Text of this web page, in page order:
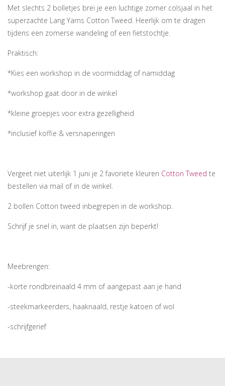
Met slechts 2 bolletjes brei je een luchtige zomer colsjaal in het
superzachte Lang Yarns Cotton Tweed. Heerlijk om te dragen
tijdens een zomerse wandeling of een fietstochtje.
Praktisch:
*Kies een workshop in de voormiddag of namiddag
*workshop gaat door in de winkel
*kleine groepjes voor extra gezelligheid
*inclusief koffie & versnaperingen
Vergeet niet uiterlijk 1 juni je 2 favoriete kleuren Cotton Tweed te
bestellen via mail of in de winkel.
2 bollen Cotton tweed inbegrepen in de workshop.
Schrijf je snel in, want de plaatsen zijn beperkt!
Meebrengen:
-korte rondbreinaald 4 mm of aangepast aan je hand
-steekmarkeerders, haaknaald, restje katoen of wol
-schrijfgerief